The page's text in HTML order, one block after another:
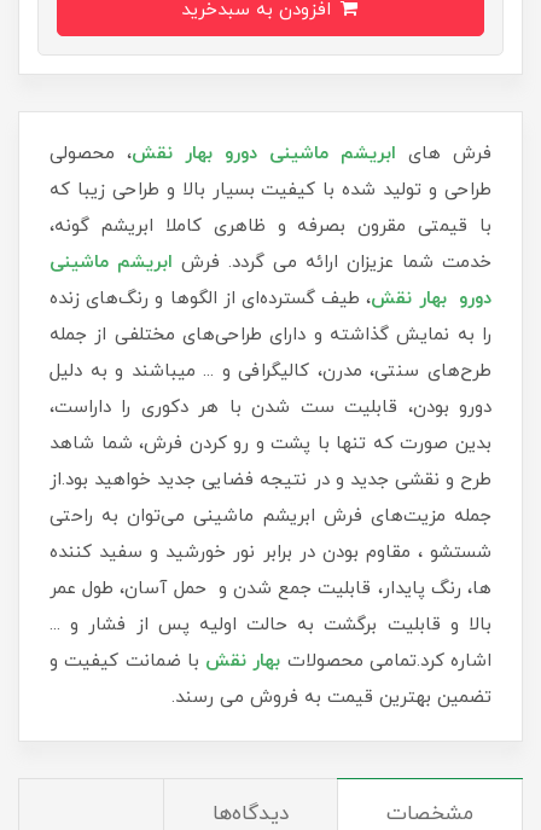
فرش های ابریشم ماشینی دورو بهار نقش، محصولی
طراحی و تولید شده با کیفیت بسیار بالا و طراحی زیبا که
با قیمتی مقرون بصرفه و ظاهری کاملا ابریشم گونه،
خدمت شما عزیزان ارائه می گردد. فرش ابریشم ماشینی
دورو بهار نقش، طیف گسترده‌ای از الگوها و رنگ‌های زنده
را به نمایش گذاشته و دارای طراحی‌های مختلفی از جمله
طرح‌های سنتی، مدرن، کالیگرافی و ... میباشند و به دلیل
دورو بودن، قابلیت ست شدن با هر دکوری را داراست،
بدین صورت که تنها با پشت و رو کردن فرش، شما شاهد
طرح و نقشی جدید و در نتیجه فضایی جدید خواهید بود.از
جمله مزیت‌های فرش ابریشم ماشینی می‌توان به راحتی
شستشو ، مقاوم بودن در برابر نور خورشید و سفید کننده
ها، رنگ پایدار، قابلیت جمع شدن و حمل آسان، طول عمر
بالا و قابلیت برگشت به حالت اولیه پس از فشار و ...
اشاره کرد.تمامی محصولات بهار نقش با ضمانت کیفیت و
تضمین بهترین قیمت به فروش می رسند.
مشخصات دیدگاه‌ها